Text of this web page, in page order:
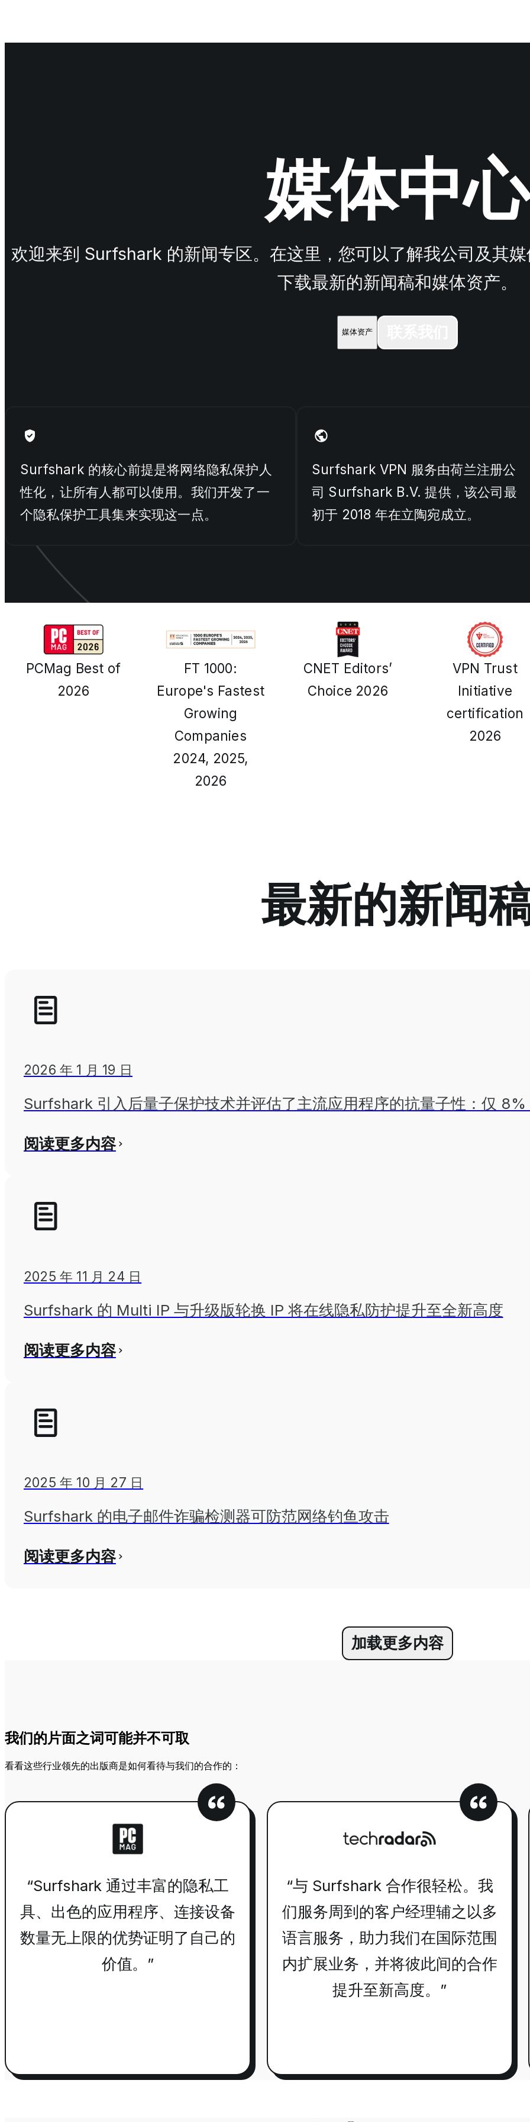
媒体中心
欢迎来到 Surfshark 的新闻专区。在这里，您可以了解我公司及其
下载最新的新闻稿和媒体资产。
媒体资产
Surfshark 的核心前提是将网络隐私保护人
性化，让所有人都可以使用。我们开发了一
个隐私保护工具集来实现这一点。
Surfshark VPN 服务由荷兰注册公
司 Surfshark B.V. 提供，该公司最
初于 2018 年在立陶宛成立。
PCMag Best of
2026
FT 1000:
Europe's Fastest
Growing
Companies
2024, 2025,
2026
CNET Editors’
Choice 2026
VPN Trust
Initiative
certification
2026
最新的新闻
2026 年 1 月 19 日
Surfshark 引入后量子保护技术并评估了主流应用程序的抗量子性：仅
阅读更多内容
2025 年 11 月 24 日
Surfshark 的 Multi IP 与升级版轮换 IP 将在线隐私防护提升至全新高度
阅读更多内容
2025 年 10 月 27 日
Surfshark 的电子邮件诈骗检测器可防范网络钓鱼攻击
阅读更多内容
加载更多内容
我们的片面之词可能并不可取
看看这些行业领先的出版商是如何看待与我们的合作的：
“Surfshark 通过丰富的隐私工
具、出色的应用程序、连接设备
数量无上限的优势证明了自己的
价值。”
“与 Surfshark 合作很轻松。我
们服务周到的客户经理辅之以多
语言服务，助力我们在国际范围
内扩展业务，并将彼此间的合作
提升至新高度。”